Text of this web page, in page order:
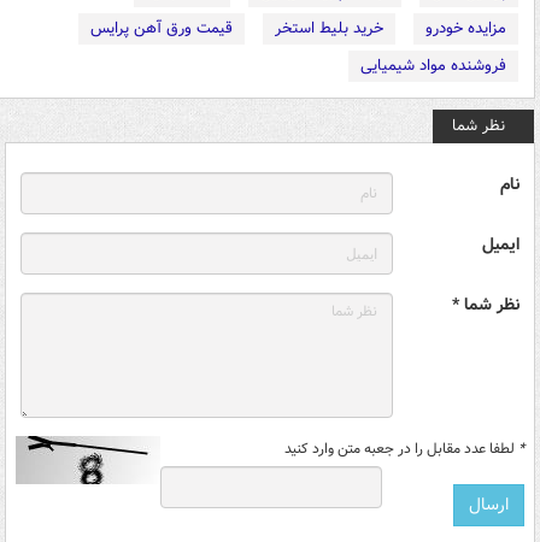
مزایده خودرو
خرید بلیط استخر
قیمت ورق آهن پرایس
فروشنده مواد شیمیایی
نظر شما
نام
ایمیل
نظر شما *
* لطفا عدد مقابل را در جعبه متن وارد کنید